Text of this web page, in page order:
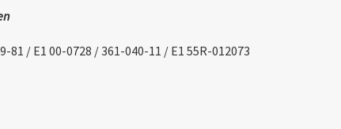
81 / E1 00-0728 / 361-040-11 / E1 55R-012073